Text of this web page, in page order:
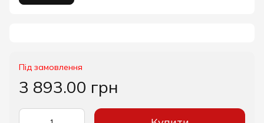
Під замовлення
3 893.00 грн